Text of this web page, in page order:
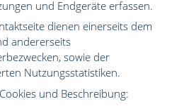
und Endgeräte erfassen.
dienen einerseits dem
andererseits
sowie der
Nutzungsstatistiken.
und Beschreibung: